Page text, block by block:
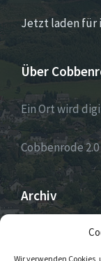
Wir verwenden
Jetzt laden für
Über
Ein Ort wird
Cobbenrode 2.0
Archiv